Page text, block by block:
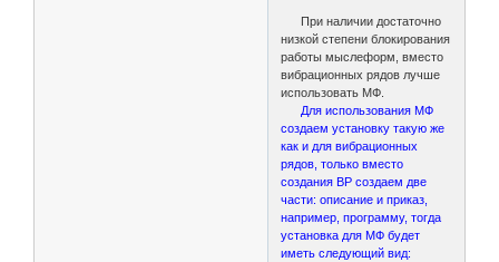
При наличии достаточно
низкой степени блокирования
работы мыслеформ, вместо
вибрационных рядов лучше
использовать МФ.
Для использования МФ
создаем установку такую же
как и для вибрационных
рядов, только вместо
создания ВР создаем две
части: описание и приказ,
например, программу, тогда
установка для МФ будет
иметь следующий вид: